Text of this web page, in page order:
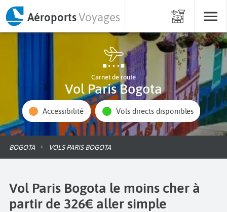
AéroportsVoyages
Carnet de route
Vol Paris Bogota
Accessibilité Vols directs disponibles
BOGOTA VOLS PARIS BOGOTA
Vol Paris Bogota le moins cher à
partir de 326€ aller simple